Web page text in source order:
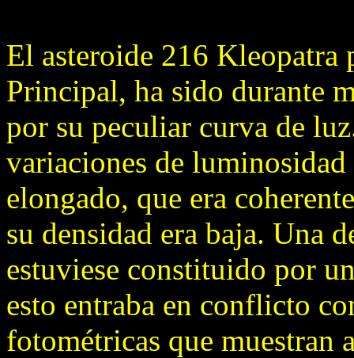
El asteroide 216 Kleopatra
Principal, ha sido durante
por su peculiar curva de
variaciones de
elongado, que era
su densidad era baja. Una
estuviese constituido por
esto entraba en conflicto
fotométricas que muestran